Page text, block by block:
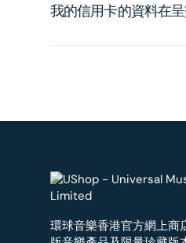
我的信用卡的資料在
環球音樂香港官方網上商